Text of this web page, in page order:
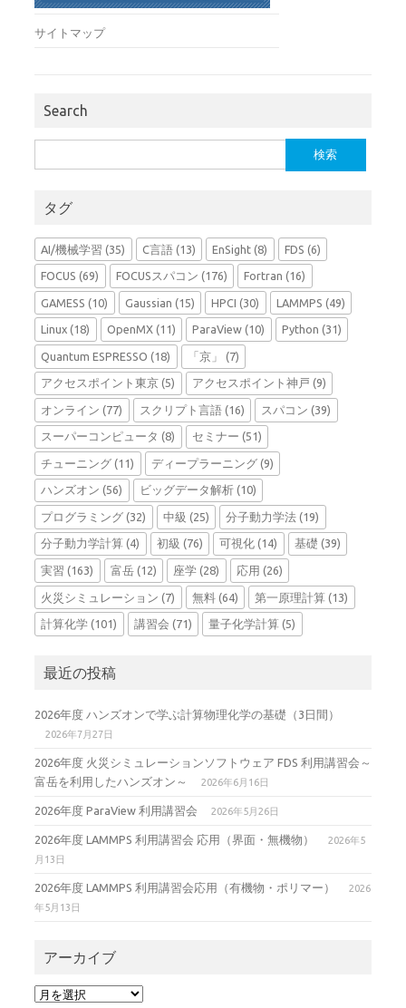
サイトマップ
Search
索:
タグ
AI/機械学習 (35) C言語(13) EnSight (8) FDS (6)
FOCUS (69) FOCUSスパコン (176) Fortran (16)
GAMESS (10) Gaussian (15) HPCI (30) LAMMPS (49)
Linux (18) OpenMX(11) ParaView (10) Python (31)
Quantum ESPRESSO (18) 「京」 (7)
アクセスポイント東京 (5) アクセスポイント神戸 (9)
オンライン (77) スクリプト言語(16) スパコン (39)
スーパーコンピュータ (8) セミナー (51)
チューニング (11) ディープラーニング(9)
ハンズオン (56) ビッグデータ解析(10)
プログラミング (32) 中級 (25) 分子動力学法 (19)
分子動力学計算 (4) 初級 (76) 可視化 (14) 基礎 (39)
実習 (163) 富岳(12) 座学 (28) 応用 (26)
火災シミュレーション (7) 無料(64) 第一原理計算 (13)
計算化学 (101) 講習会 (71) 量子化学計算 (5)
最近の投稿
2026年度 ハンズオンで学ぶ計算物理化学の基礎（3日間）
2026年7月27日
2026年度 火災シミュレーションソフトウェア FDS 利用講習会～
富岳を利用したハンズオン～
2026年6月16日
2026年度 ParaView 利用講習会 2026年5月26日
2026年度 LAMMPS 利用講習会 応用（界面・無機物）
2026年5
月13日
2026年度 LAMMPS 利用講習会応用（有機物・ポリマー）
2026
年5月13日
アーカイブ
ア